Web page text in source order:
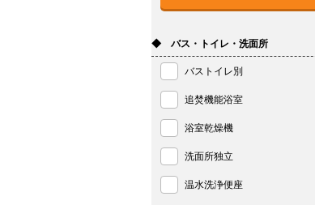
◆ バス・トイレ・洗面所
バストイレ別
追焚機能浴室
浴室乾燥機
洗面所独立
温水洗浄便座